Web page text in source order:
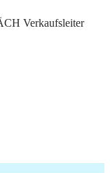
Verkaufsleiter